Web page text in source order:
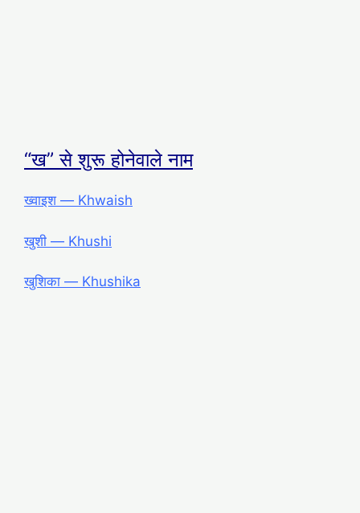
“ख” से शुरू होनेवाले नाम
ख्वाइश ― Khwaish
खुशी ― Khushi
खुशिका ― Khushika